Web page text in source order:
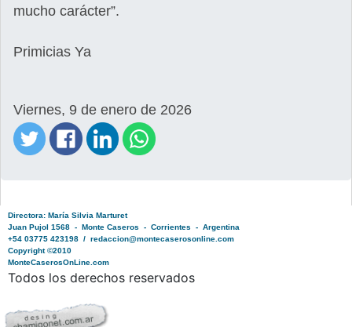
mucho carácter”.
Primicias Ya
Viernes, 9 de enero de 2026
Directora: María Silvia Marturet
Juan Pujol 1568 - Monte Caseros - Corrientes - Argentina
+54 03775 423198 / redaccion@montecaserosonline.com
Copyright ©2010
MonteCaserosOnLine.com
Todos los derechos reservados